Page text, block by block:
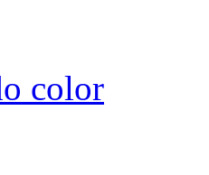
color